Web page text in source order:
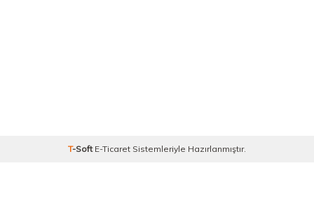
T-Soft E-Ticaret Sistemleriyle Hazırlanmıştır.